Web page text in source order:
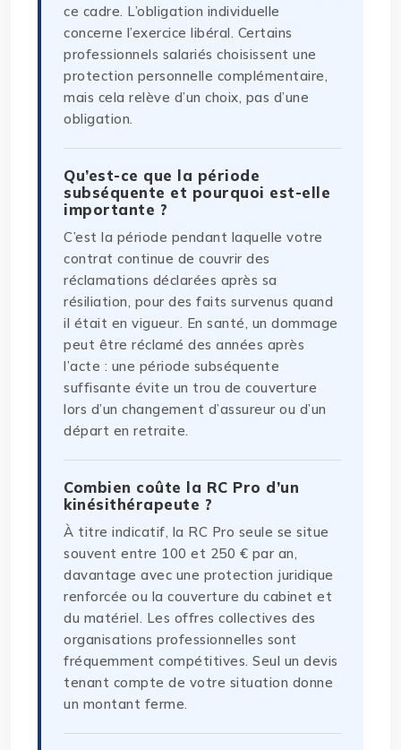
ce cadre. L’obligation individuelle
concerne l’exercice libéral. Certains
professionnels salariés choisissent une
protection personnelle complémentaire,
mais cela relève d’un choix, pas d’une
obligation.
Qu’est-ce que la période
subséquente et pourquoi est-elle
importante ?
C’est la période pendant laquelle votre
contrat continue de couvrir des
réclamations déclarées après sa
résiliation, pour des faits survenus quand
il était en vigueur. En santé, un dommage
peut être réclamé des années après
l’acte : une période subséquente
suffisante évite un trou de couverture
lors d’un changement d’assureur ou d’un
départ en retraite.
Combien coûte la RC Pro d’un
kinésithérapeute ?
À titre indicatif, la RC Pro seule se situe
souvent entre 100 et 250 € par an,
davantage avec une protection juridique
renforcée ou la couverture du cabinet et
du matériel. Les offres collectives des
organisations professionnelles sont
fréquemment compétitives. Seul un devis
tenant compte de votre situation donne
un montant ferme.